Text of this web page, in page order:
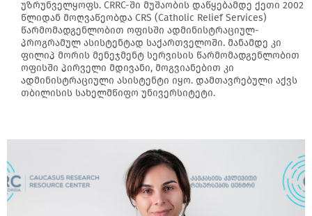
უზრუნველყოფს. CRRC-ში მუშაობის დაწყებამდე ქეთი 2002
წლიდან მოღვაწეობდა CRS (Catholic Relief Services)
წარმომადგენლობით ოფისში ადმინისტრაციულ-
პროგრამულ ასისტენტად საქართველოში. მანამდე კი
ფილიპ მორის მენეჯმენტ სერვისის წარმომადგენლობით
ოფისში პირველი მდივანი, მოგვიანებით კი
ადმინისტრაციული ასისტენტი იყო. დამთავრებული აქვს
თბილისის სახელმწიფო უნივერსიტეტი.